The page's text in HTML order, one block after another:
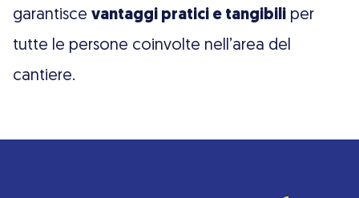
garantisce vantaggi pratici e tangibili per
tutte le persone coinvolte nell’area del
cantiere.